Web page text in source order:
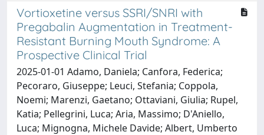
Vortioxetine versus SSRI/SNRI with
Pregabalin Augmentation in Treatment-
Resistant Burning Mouth Syndrome: A
Prospective Clinical Trial
2025-01-01 Adamo, Daniela; Canfora, Federica;
Pecoraro, Giuseppe; Leuci, Stefania; Coppola,
Noemi; Marenzi, Gaetano; Ottaviani, Giulia; Rupel,
Katia; Pellegrini, Luca; Aria, Massimo; D'Aniello,
Luca; Mignogna, Michele Davide; Albert, Umberto